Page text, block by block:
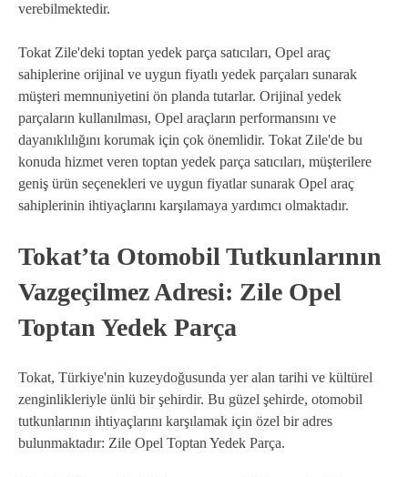
verebilmektedir.
Tokat Zile'deki toptan yedek parça satıcıları, Opel araç
sahiplerine orijinal ve uygun fiyatlı yedek parçaları sunarak
müşteri memnuniyetini ön planda tutarlar. Orijinal yedek
parçaların kullanılması, Opel araçların performansını ve
dayanıklılığını korumak için çok önemlidir. Tokat Zile'de bu
konuda hizmet veren toptan yedek parça satıcıları, müşterilere
geniş ürün seçenekleri ve uygun fiyatlar sunarak Opel araç
sahiplerinin ihtiyaçlarını karşılamaya yardımcı olmaktadır.
Tokat’ta Otomobil Tutkunlarının
Vazgeçilmez Adresi: Zile Opel
Toptan Yedek Parça
Tokat, Türkiye'nin kuzeydoğusunda yer alan tarihi ve kültürel
zenginlikleriyle ünlü bir şehirdir. Bu güzel şehirde, otomobil
tutkunlarının ihtiyaçlarını karşılamak için özel bir adres
bulunmaktadır: Zile Opel Toptan Yedek Parça.